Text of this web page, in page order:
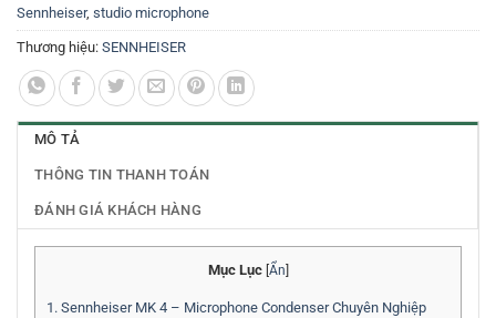
Sennheiser, studio microphone
Thương hiệu: SENNHEISER
MÔ TẢ
THÔNG TIN THANH TOÁN
ĐÁNH GIÁ KHÁCH HÀNG
Mục Lục Ẩn
1. Sennheiser MK 4 – Microphone Condenser Chuyên Nghiệp